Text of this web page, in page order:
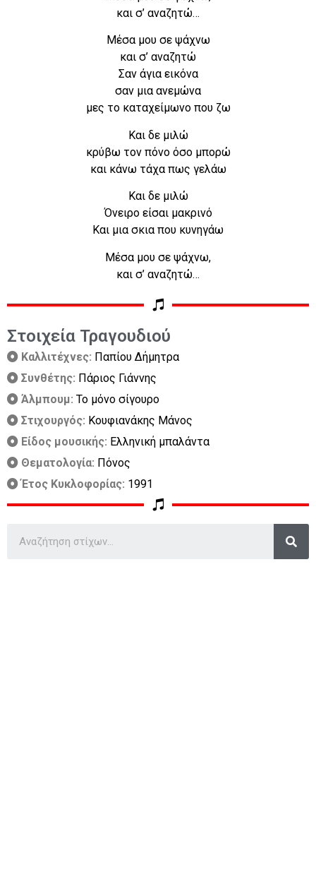
και σ’ αναζητώ…
Μέσα μου σε ψάχνω
και σ’ αναζητώ
Σαν άγια εικόνα
σαν μια ανεμώνα
μες το καταχείμωνο που ζω
Και δε μιλώ
κρύβω τον πόνο όσο μπορώ
και κάνω τάχα πως γελάω
Και δε μιλώ
Όνειρο είσαι μακρινό
Και μια σκια που κυνηγάω
Μέσα μου σε ψάχνω,
και σ’ αναζητώ…
Στοιχεία Τραγουδιού
Καλλιτέχνες: Παπίου Δήμητρα
Συνθέτης: Πάριος Γιάννης
Άλμπουμ: Το μόνο σίγουρο
Στιχουργός: Κουφιανάκης Μάνος
Είδος μουσικής: Ελληνική μπαλάντα
Θεματολογία: Πόνος
Έτος Κυκλοφορίας: 1991